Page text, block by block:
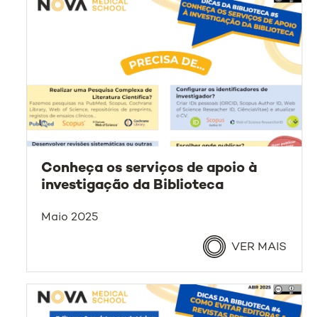
Conheça os serviços de apoio à
investigação da Biblioteca
Maio 2025
VER MAIS